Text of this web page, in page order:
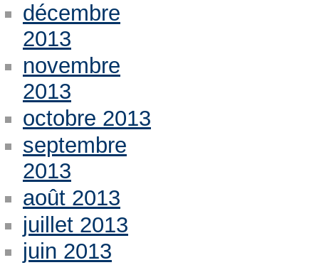
décembre
2013
novembre
2013
octobre 2013
septembre
2013
août 2013
juillet 2013
juin 2013